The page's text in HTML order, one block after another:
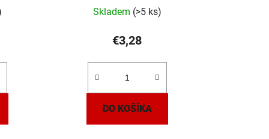
Skladem (>5 ks)
€3,28
DO KOŠÍKA